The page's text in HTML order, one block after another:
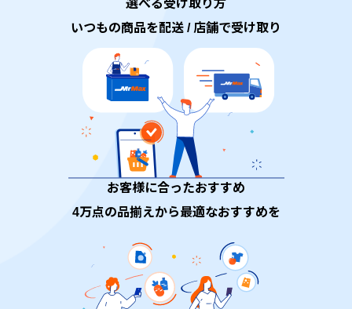
選べる受け取り方
いつもの商品を配送 / 店舗で受け取り
お客様に合ったおすすめ
4万点の品揃えから最適なおすすめを